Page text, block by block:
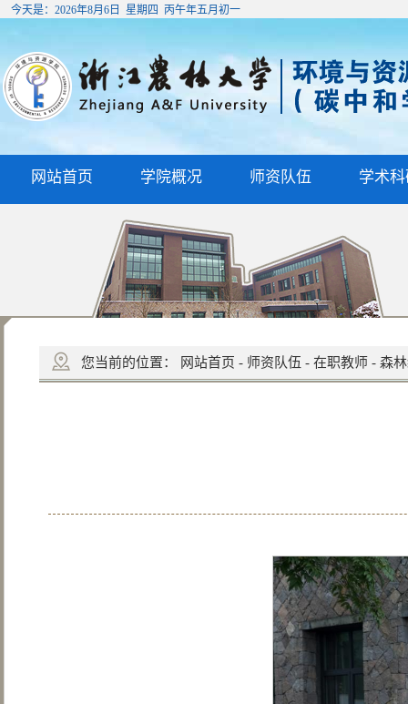
今天是： 2026年8月6日 星期四 丙午年五月初一
网站首页 学院概况 师资队伍 学术
您当前的位置： 网站首页 - 师资队伍 - 在职教师 - 森